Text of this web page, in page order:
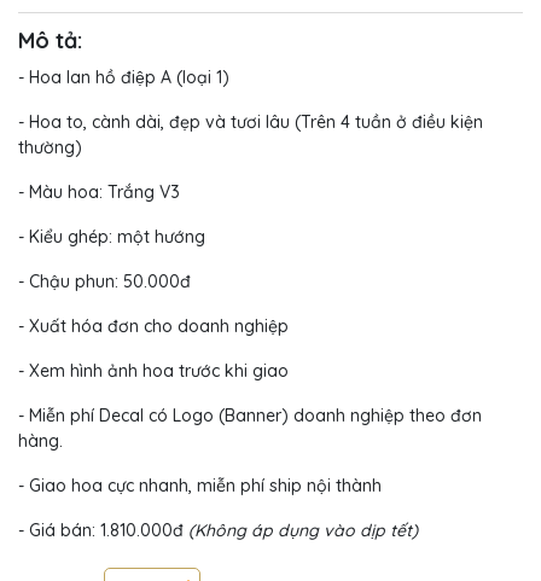
Mô tả:
- Hoa lan hồ điệp A (loại 1)
- Hoa to, cành dài, đẹp và tươi lâu (Trên 4 tuần ở điều kiện
thường)
- Màu hoa: Trắng V3
- Kiểu ghép: một hướng
- Chậu phun: 50.000đ
- Xuất hóa đơn cho doanh nghiệp
- Xem hình ảnh hoa trước khi giao
- Miễn phí Decal có Logo (Banner) doanh nghiệp theo đơn
hàng.
- Giao hoa cực nhanh, miễn phí ship nội thành
- Giá bán: 1.810.000đ (Không áp dụng vào dịp tết)